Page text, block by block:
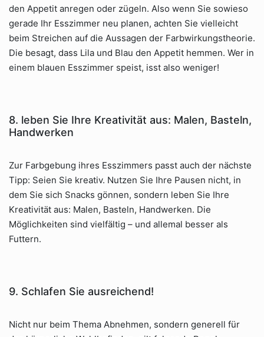
den Appetit anregen oder zügeln. Also wenn Sie sowieso
gerade Ihr Esszimmer neu planen, achten Sie vielleicht
beim Streichen auf die Aussagen der Farbwirkungstheorie.
Die besagt, dass Lila und Blau den Appetit hemmen. Wer in
einem blauen Esszimmer speist, isst also weniger!
8. leben Sie Ihre Kreativität aus: Malen, Basteln,
Handwerken
Zur Farbgebung ihres Esszimmers passt auch der nächste
Tipp: Seien Sie kreativ. Nutzen Sie Ihre Pausen nicht, in
dem Sie sich Snacks gönnen, sondern leben Sie Ihre
Kreativität aus: Malen, Basteln, Handwerken. Die
Möglichkeiten sind vielfältig – und allemal besser als
Futtern.
9. Schlafen Sie ausreichend!
Nicht nur beim Thema Abnehmen, sondern generell für